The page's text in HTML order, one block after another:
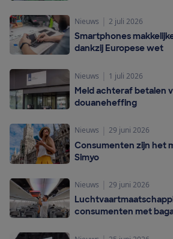
Nieuws 2 juli 2026
Smartphones
dankzij Europese wet
Nieuws 1 juli 2026
Meld achteraf betalen
douaneheffing
Nieuws 29 juni 2026
Consumenten zijn het
Simyo
Nieuws 29 juni 2026
consumenten met